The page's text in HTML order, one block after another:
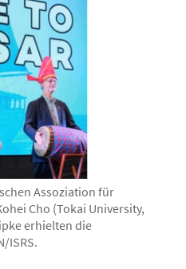
Assoziation für
Cho (Tokai University,
erhielten die
ISRS.